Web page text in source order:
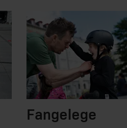
Fangelege